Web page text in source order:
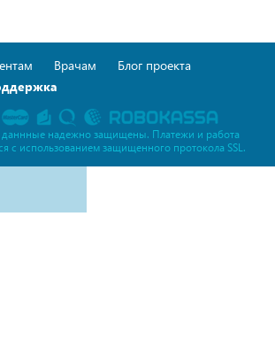
Врачам
Блог проекта
надежно защищены. Платежи и работа
c использованием защищенного протокола SSL.